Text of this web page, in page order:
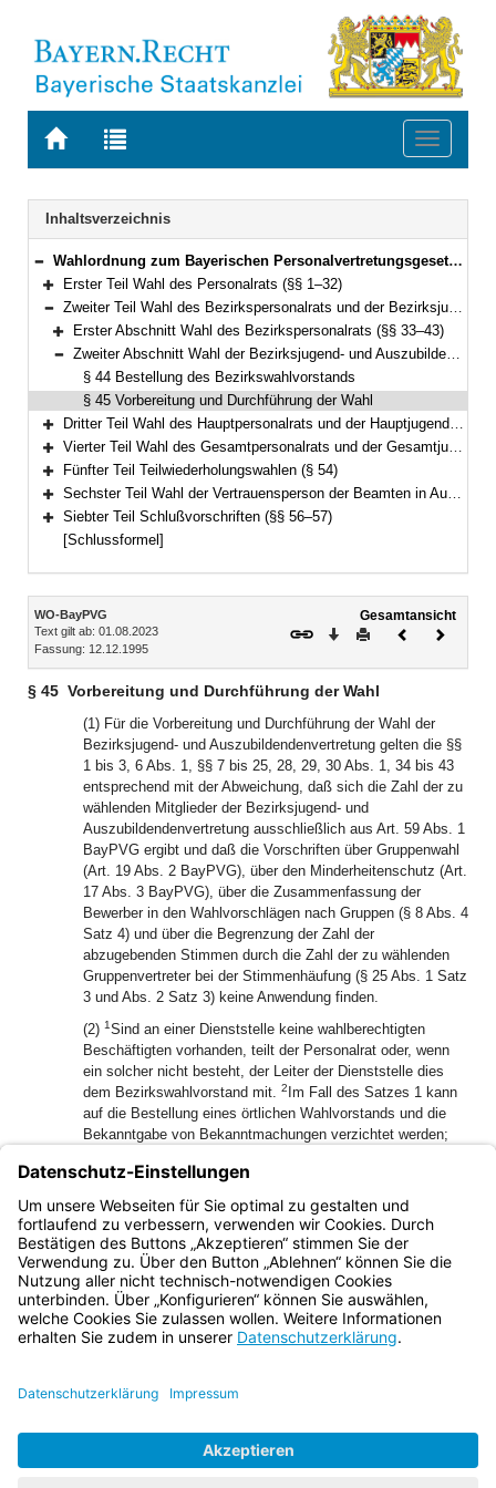
Zur
BAYERN.RECHT
Zur
letzten
Suche
Toggle
Navigation
Inhaltsverzeichnis
Bereich reduzieren
Wahlordnung zum Bayerischen Personalvertretungsgesetz (WO-BayPVG) Vom 12. Dezember 1995 (GVBl. S. 868) BayRS 2035-2-F (§§ 1–57)
Bereich erweitern
Erster Teil Wahl des Personalrats (§§ 1–32)
Bereich reduzieren
Zweiter Teil Wahl des Bezirkspersonalrats und der Bezirksjugend- und Auszubildendenvertretung (§§ 33–45)
Bereich erweitern
Erster Abschnitt Wahl des Bezirkspersonalrats (§§ 33–43)
Bereich reduzieren
Zweiter Abschnitt Wahl der Bezirksjugend- und Auszubildendenvertretung (§§ 44–45)
§ 44 Bestellung des Bezirkswahlvorstands
§ 45 Vorbereitung und Durchführung der Wahl
Bereich erweitern
Dritter Teil Wahl des Hauptpersonalrats und der Hauptjugend- und Auszubildendenvertretung (§§ 46–52)
Bereich erweitern
Vierter Teil Wahl des Gesamtpersonalrats und der Gesamtjugend- und Auszubildendenvertretung (§ 53)
Bereich erweitern
Fünfter Teil Teilwiederholungswahlen (§ 54)
Bereich erweitern
Sechster Teil Wahl der Vertrauensperson der Beamten in Ausbildung und der nicht zum Stammpersonal gehörenden Beamten der Einsatzstufen bei der Bayerischen Bereitschaftspolizei (§ 55)
Bereich erweitern
Siebter Teil Schlußvorschriften (§§ 56–57)
[Schlussformel]
Inhalt
WO-BayPVG
Text gilt ab: 01.08.2023
Fassung: 12.12.1995
Gesamtansicht
Download
DruckenVorheriges
§ 45 Vorbereitung und Durchführung der Wahl
(1) Für die Vorbereitung und Durchführung der Wahl der
Bezirksjugend- und Auszubildendenvertretung gelten die §§
1 bis 3, 6 Abs. 1, §§ 7 bis 25, 28, 29, 30 Abs. 1, 34 bis 43
entsprechend mit der Abweichung, daß sich die Zahl der zu
wählenden Mitglieder der Bezirksjugend- und
Auszubildendenvertretung ausschließlich aus Art. 59 Abs. 1
BayPVG ergibt und daß die Vorschriften über Gruppenwahl
(Art. 19 Abs. 2 BayPVG), über den Minderheitenschutz (Art.
17 Abs. 3 BayPVG), über die Zusammenfassung der
Bewerber in den Wahlvorschlägen nach Gruppen (§ 8 Abs. 4
Satz 4) und über die Begrenzung der Zahl der
abzugebenden Stimmen durch die Zahl der zu wählenden
Gruppenvertreter bei der Stimmenhäufung (§ 25 Abs. 1 Satz
3 und Abs. 2 Satz 3) keine Anwendung finden.
(2) 1Sind an einer Dienststelle keine wahlberechtigten
Beschäftigten vorhanden, teilt der Personalrat oder, wenn
ein solcher nicht besteht, der Leiter der Dienststelle dies
dem Bezirkswahlvorstand mit. 2 Im Fall des Satzes 1 kann
auf die Bestellung eines örtlichen Wahlvorstands und die
Bekanntgabe von Bekanntmachungen verzichtet werden;
Abschluss der Stimmabgabe ist beides unverzüglich
nachzuholen.
(3) § 32 Abs. 2 und 3 gelten entsprechend.
Bayern.de
BayernPortal
Impressum